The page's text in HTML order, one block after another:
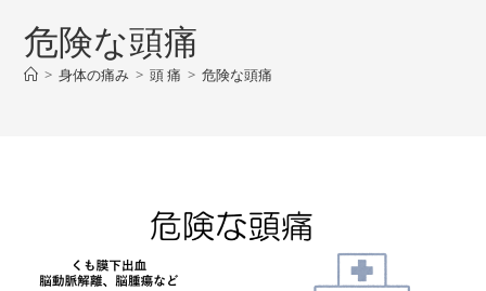
危険な頭痛
> 身体の痛み > 頭 痛 > 危険な頭痛